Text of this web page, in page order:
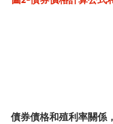
債券債格和殖利率關係